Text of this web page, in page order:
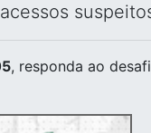
, responda ao